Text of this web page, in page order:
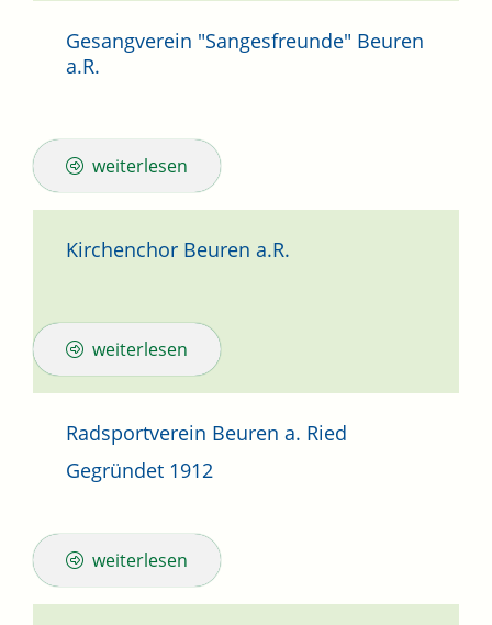
Gesangverein "Sangesfreunde" Beuren
a.R.
weiterlesen
Kirchenchor Beuren a.R.
weiterlesen
Radsportverein Beuren a. Ried
Gegründet 1912
weiterlesen